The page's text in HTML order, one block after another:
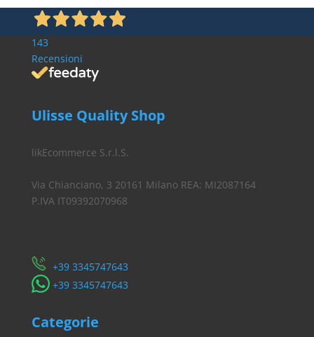
143
Recensioni
Ulisse Quality Shop
likEcommerce S.r.l.S.
Via Chianciano, 3 20161 Milano REA: MI2087164
P.IVA IT09392070968
​+39 3345747643
​+39 3345747643
Categorie